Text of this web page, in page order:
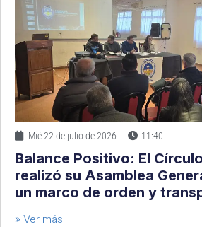
Mié 22 de julio de 2026 11:40
Balance Positivo: El
realizó su Asamblea
un marco de orden y
» Ver más